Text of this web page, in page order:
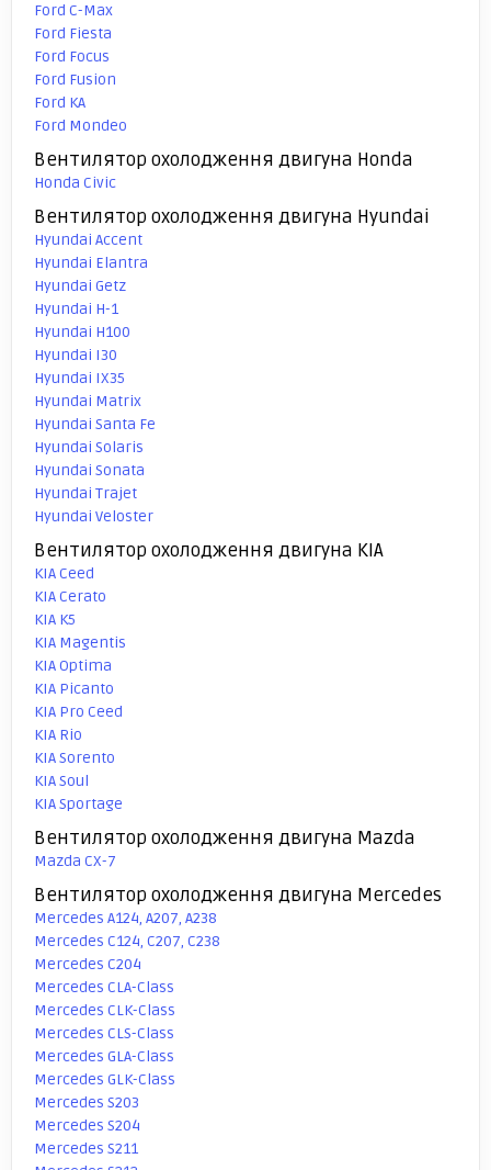
Ford C-Max
Ford Fiesta
Ford Focus
Ford Fusion
Ford KA
Ford Mondeo
Вентилятор охолодження двигуна Honda
Honda Civic
Вентилятор охолодження двигуна Hyundai
Hyundai Accent
Hyundai Elantra
Hyundai Getz
Hyundai H-1
Hyundai H100
Hyundai I30
Hyundai IX35
Hyundai Matrix
Hyundai Santa Fe
Hyundai Solaris
Hyundai Sonata
Hyundai Trajet
Hyundai Veloster
Вентилятор охолодження двигуна KIA
KIA Ceed
KIA Cerato
KIA K5
KIA Magentis
KIA Optima
KIA Picanto
KIA Pro Ceed
KIA Rio
KIA Sorento
KIA Soul
KIA Sportage
Вентилятор охолодження двигуна Mazda
Mazda CX-7
Вентилятор охолодження двигуна Mercedes
Mercedes A124, A207, A238
Mercedes C124, C207, C238
Mercedes C204
Mercedes CLA-Class
Mercedes CLK-Class
Mercedes CLS-Class
Mercedes GLA-Class
Mercedes GLK-Class
Mercedes S203
Mercedes S204
Mercedes S211